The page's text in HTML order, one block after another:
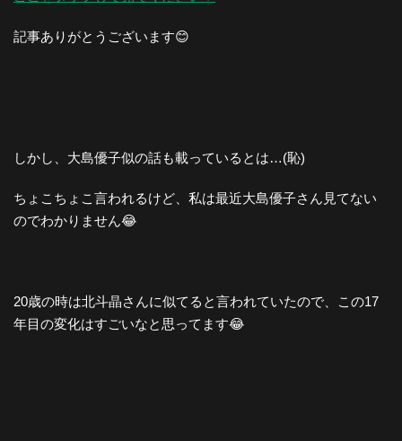
記事ありがとうございます😊
しかし、大島優子似の話も載っているとは…(恥)
ちょこちょこ言われるけど、私は最近大島優子さん見てない
のでわかりません😂
20歳の時は北斗晶さんに似てると言われていたので、この17
年目の変化はすごいなと思ってます😂